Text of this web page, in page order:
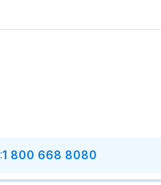
:1 800 668 8080